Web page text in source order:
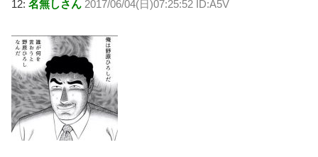
12: 名無しさん 2017/06/04(日)07:25:52 ID:A5V